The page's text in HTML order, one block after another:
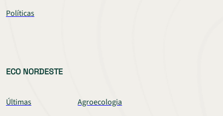
Políticas
ECO NORDESTE
Últimas
Agroecologia